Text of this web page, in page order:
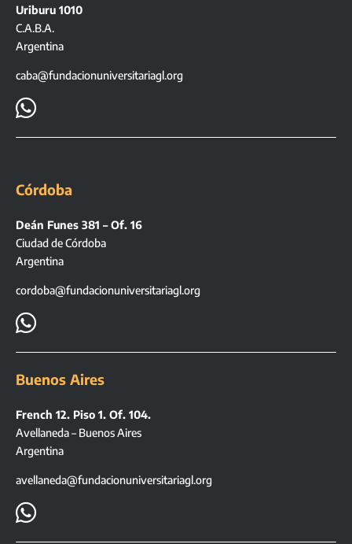
Uriburu 1010
C.A.B.A.
Argentina
caba@fundacionuniversitariagl.org

Córdoba
Deán Funes 381 – Of. 16
Ciudad de Córdoba
Argentina
cordoba@fundacionuniversitariagl.org

Buenos Aires
French 12. Piso 1. Of. 104.
Avellaneda – Buenos Aires
Argentina
avellaneda@fundacionuniversitariagl.org
